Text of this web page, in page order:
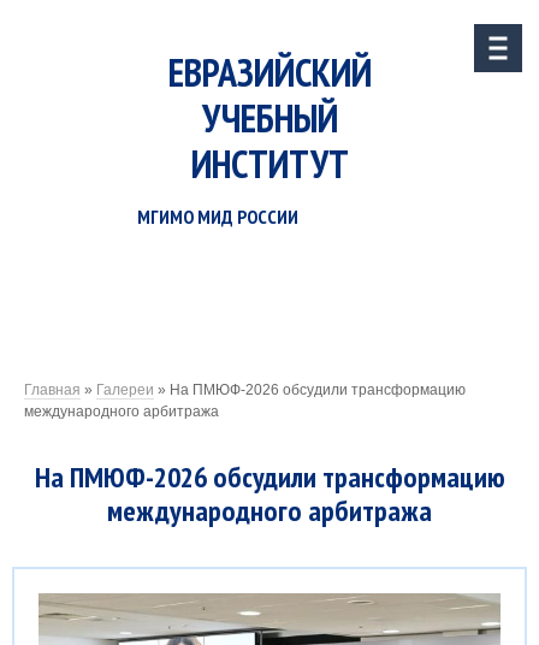
ЕВРАЗИЙСКИЙ
УЧЕБНЫЙ
ИНСТИТУТ
МГИМО МИД РОССИИ
Главная » Галереи » На ПМЮФ-2026 обсудили трансформацию
международного арбитража
На ПМЮФ-2026 обсудили трансформацию
международного арбитража